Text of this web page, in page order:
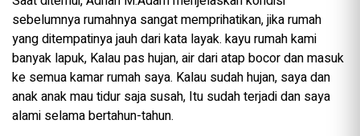
sebelumnya rumahnya sangat memprihatikan, jika rumah
yang ditempatinya jauh dari kata layak. kayu rumah kami
banyak lapuk, Kalau pas hujan, air dari atap bocor dan masuk
ke semua kamar rumah saya. Kalau sudah hujan, saya dan
anak anak mau tidur saja susah, Itu sudah terjadi dan saya
alami selama bertahun-tahun.